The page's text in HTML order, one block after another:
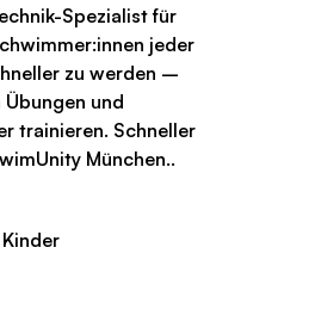
Spezialist für
jeder
zu werden –
und
trainieren. Schneller
München..